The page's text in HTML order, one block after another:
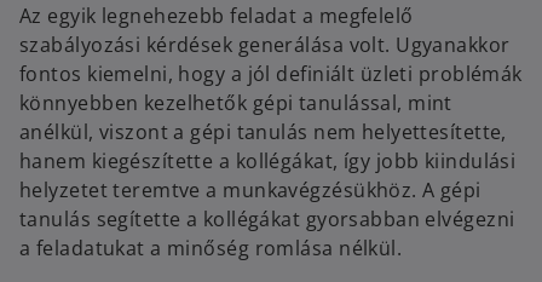
Az egyik legnehezebb feladat a megfelelő
szabályozási kérdések generálása volt. Ugyanakkor
fontos kiemelni, hogy a jól definiált üzleti problémák
könnyebben kezelhetők gépi tanulással, mint
anélkül, viszont a gépi tanulás nem helyettesítette,
hanem kiegészítette a kollégákat, így jobb kiindulási
helyzetet teremtve a munkavégzésükhöz. A gépi
tanulás segítette a kollégákat gyorsabban elvégezni
a feladatukat a minőség romlása nélkül.